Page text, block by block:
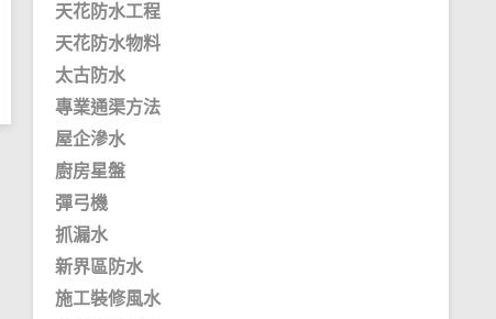
天花防水工程
天花防水物料
太古防水
專業通渠方法
屋企滲水
廚房星盤
彈弓機
抓漏水
新界區防水
施工裝修風水